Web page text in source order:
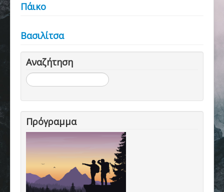
Φωτο - Video
Επικοινωνία
Πάικο
Βασιλίτσα
Αναζήτηση
Αναζήτηση...
Πρόγραμμα